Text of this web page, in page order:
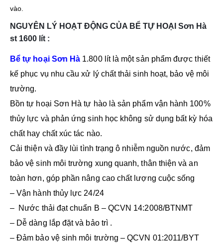
vào.
NGUYÊN LÝ HOẠT ĐỘNG CỦA BỂ TỰ HOẠI Sơn Hà
st 1600 lít :
Bể tự hoại Sơn Hà 1.800 lít là một sản phẩm được thiết
kế phục vụ nhu cầu xử lý chất thải sinh hoạt, bảo vệ môi
trường.
Bồn tự hoại Sơn Hà tự hào là sản phẩm vận hành 100%
thủy lực và phản ứng sinh học không sử dụng bất kỳ hóa
chất hay chất xúc tác nào.
Cải thiện và đầy lùi tình trạng ô nhiễm nguồn nước, đảm
bảo vệ sinh môi trường xung quanh, thân thiện và an
toàn hơn, góp phần nâng cao chất lượng cuộc sống
– Vận hành thủy lực 24/24
– Nước thải đạt chuẩn B – QCVN 14:2008/BTNMT
– Dễ dàng lắp đặt và bảo trì .
– Đảm bảo vệ sinh môi trường – QCVN 01:2011/BYT